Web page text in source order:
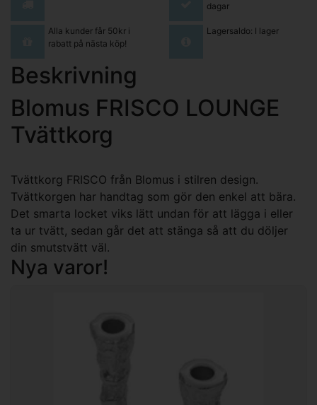
dagar
Alla kunder får 50kr i
rabatt på nästa köp!
Lagersaldo: I lager
Beskrivning
Blomus FRISCO LOUNGE
Tvättkorg
Tvättkorg FRISCO från Blomus i stilren design.
Tvättkorgen har handtag som gör den enkel att bära.
Det smarta locket viks lätt undan för att lägga i eller
ta ur tvätt, sedan går det att stänga så att du döljer
din smutstvätt väl.
Nya varor!